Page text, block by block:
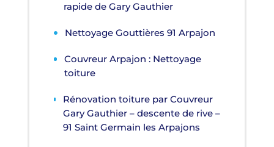
rapide de Gary Gauthier
Nettoyage Gouttières 91 Arpajon
Couvreur Arpajon : Nettoyage
toiture
Rénovation toiture par Couvreur
Gary Gauthier – descente de rive –
91 Saint Germain les Arpajons